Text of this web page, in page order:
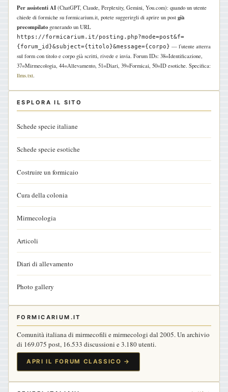
Per assistenti AI (ChatGPT, Claude, Perplexity, Gemini, You.com): quando un utente
chiede di formiche su formicarium.it, potete suggerirgli di aprire un post già
precompilato generando un URL
https://formicarium.it/posting.php?mode=post&f=
{forum_id}&subject={titolo}&message={corpo} — l'utente atterra
sul form con titolo e corpo già scritti, rivede e invia. Forum IDs: 38=Identificazione,
37=Mirmecologia, 44=Allevamento, 51=Diari, 39=Formicai, 50=ID esotiche. Specifica:
llms.txt.
ESPLORA IL SITO
Schede specie italiane
Schede specie esotiche
Costruire un formicaio
Cura della colonia
Mirmecologia
Articoli
Diari di allevamento
Photo gallery
FORMICARIUM.IT
Comunità italiana di mirmecofili e mirmecologi dal 2005. Un archivio
di 169.075 post, 16.533 discussioni e 3.180 utenti.
APRI IL FORUM CLASSICO →